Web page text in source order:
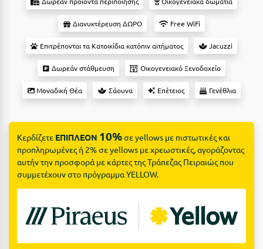
Βόλος
Βραχάτι Κορινθίας
Βυτίνα
Γρεβενά
Γύθειο
Δελφοί
Δες όλες τις προσφορές
Δες όλα τα πακέτα διακοπών
Διανυκτέρευση ΔΩΡΟ Free WiFi
Επιτρέπονται τα Κατοικίδια κατόπιν αιτήματος Jacuzzi
Δωρεάν στάθμευση Οικογενειακό Ξενοδοχείο
Μοναδική Θέα Σάουνα Επέτειος Γενέθλια
Κερδίζετε ΕΠΙΠΛΕΟΝ 10%σε yellows με πιστωτικές και
προπληρωμένες ή 2% σε yellows με χρεωστικές, αγοράζοντας
αυτήν την προσφορά με κάρτες της Τράπεζας Πειραιώς που
συμμετέχουν στο πρόγραμμα YELLOW.